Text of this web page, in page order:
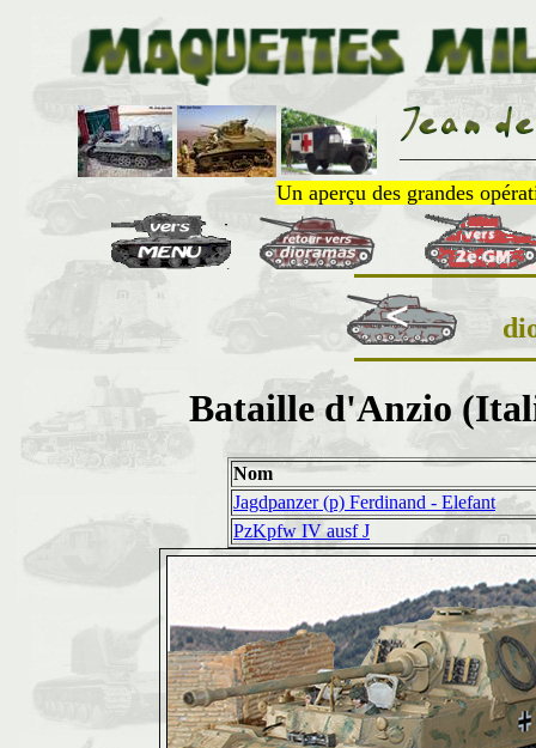
Un aperçu des grandes
Bataille d'Anzio
Nom
Jagdpanzer (p) Ferdinand - Elefant
PzKpfw IV ausf J